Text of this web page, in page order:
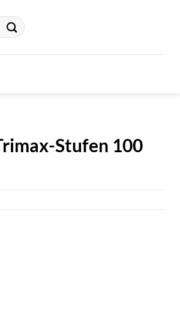
Stufen 100